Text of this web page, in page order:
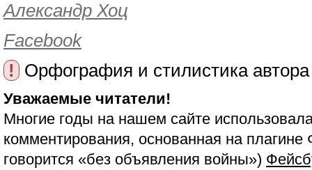
Александр Хоц
Facebook
!
Орфография и стилистика
Уважаемые читатели!
Многие годы на нашем сайте
комментирования, основанная на
говорится «без объявления войны»)